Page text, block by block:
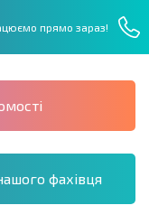
прямо зараз!
фахівця